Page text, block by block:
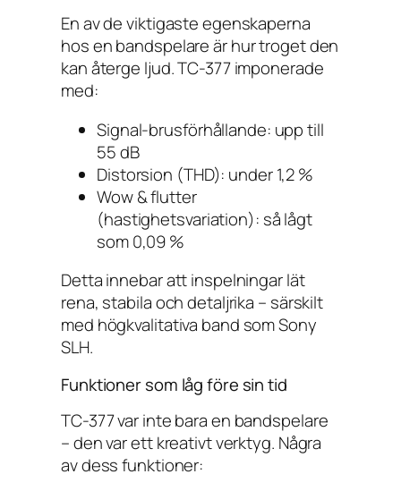
En av de viktigaste egenskaperna
hos en bandspelare är hur troget den
kan återge ljud. TC-377 imponerade
med:
Signal-brusförhållande: upp till
55 dB
Distorsion (THD): under 1,2 %
Wow & flutter
(hastighetsvariation): så lågt
som 0,09 %
Detta innebar att inspelningar lät
rena, stabila och detaljrika – särskilt
med högkvalitativa band som Sony
SLH.
Funktioner som låg före sin tid
TC-377 var inte bara en bandspelare
– den var ett kreativt verktyg. Några
av dess funktioner: